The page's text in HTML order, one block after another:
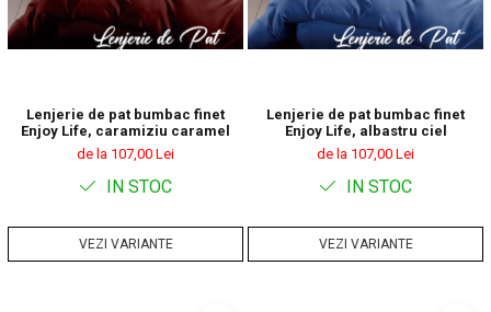
Lenjerie de pat bumbac finet
Enjoy Life, caramiziu caramel
de la 107,00 Lei
IN STOC
VEZI VARIANTE
Lenjerie de pat bumbac finet
Enjoy Life, albastru ciel
de la 107,00 Lei
IN STOC
VEZI VARIANTE